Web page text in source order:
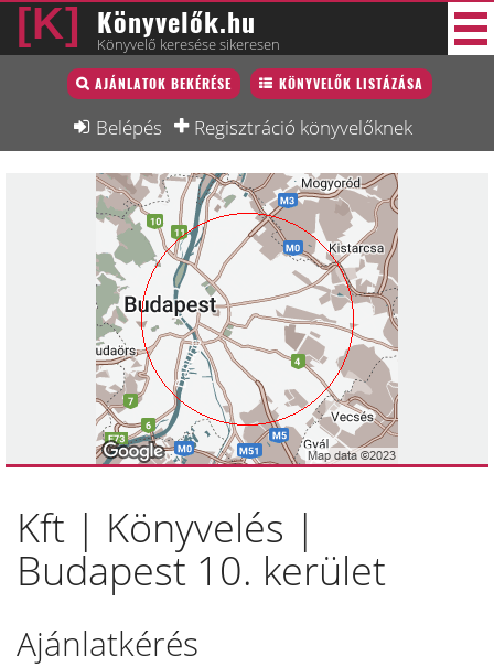
Könyvelők.hu
Könyvelő keresése sikeresen
AJÁNLATOK BEKÉRÉSE KÖNYVELŐK LISTÁZÁSA
Belépés Regisztráció könyvelőknek
Könyvelő lista
Könyvelési munkák
Képzésnaptár
Kft | Könyvelés |
Budapest 10. kerület
Ajánlatkérés